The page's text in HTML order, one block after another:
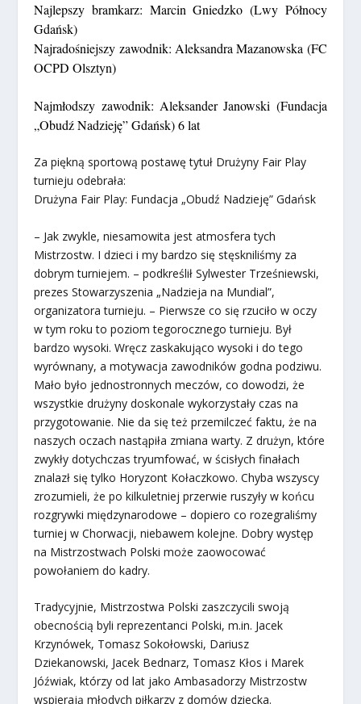
Najlepszy bramkarz: Marcin Gniedzko (Lwy Północy
Gdańsk)
Najradośniejszy zawodnik: Aleksandra Mazanowska (FC
OCPD Olsztyn)
Najmłodszy zawodnik: Aleksander Janowski (Fundacja
„Obudź Nadzieję” Gdańsk) 6 lat
Za piękną sportową postawę tytuł Drużyny Fair Play
turnieju odebrała:
Drużyna Fair Play: Fundacja „Obudź Nadzieję” Gdańsk
– Jak zwykle, niesamowita jest atmosfera tych
Mistrzostw. I dzieci i my bardzo się stęskniliśmy za
dobrym turniejem. –podkreślił Sylwester Trześniewski,
prezes Stowarzyszenia „Nadzieja na Mundial”,
organizatora turnieju. – Pierwsze co się rzuciło w oczy
w tym roku to poziom tegorocznego turnieju. Był
bardzo wysoki. Wręcz zaskakująco wysoki i do tego
wyrównany, a motywacja zawodników godna podziwu.
Mało było jednostronnych meczów, co dowodzi, że
wszystkie drużyny doskonale wykorzystały czas na
przygotowanie. Nie da się też przemilczeć faktu, że na
naszych oczach nastąpiła zmiana warty. Z drużyn, które
zwykły dotychczas tryumfować, w ścisłych finałach
znalazł się tylko Horyzont Kołaczkowo. Chyba wszyscy
zrozumieli, że po kilkuletniej przerwie ruszyły w końcu
rozgrywki międzynarodowe – dopiero co rozegraliśmy
turniej w Chorwacji, niebawem kolejne. Dobry występ
na Mistrzostwach Polski może zaowocować
powołaniem do kadry.
Tradycyjnie, Mistrzostwa Polski zaszczycili swoją
obecnością byli reprezentanci Polski, m.in. Jacek
Krzynówek, Tomasz Sokołowski, Dariusz
Dziekanowski, Jacek Bednarz, Tomasz Kłos i Marek
Jóźwiak, którzy od lat jako Ambasadorzy Mistrzostw
wspierają młodych piłkarzy z domów dziecka.